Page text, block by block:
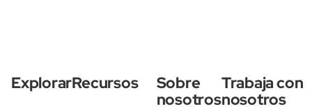
ExplorarRecursos
Sobre
nosotros
Trabaja con
nosotros